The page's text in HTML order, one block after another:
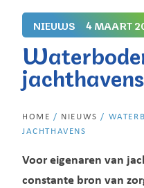
NIEUWS 4 MAART
jachthavens
HOME / NIEUWS /
JACHTHAVENS
Voor eigenaren van
constante bron van